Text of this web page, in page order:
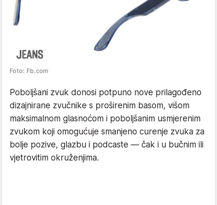
Foto: Fb.com
Poboljšani zvuk donosi potpuno nove prilagođeno
dizajnirane zvučnike s proširenim basom, višom
maksimalnom glasnoćom i poboljšanim usmjerenim
zvukom koji omogućuje smanjeno curenje zvuka za
bolje pozive, glazbu i podcaste — čak i u bučnim ili
vjetrovitim okruženjima.